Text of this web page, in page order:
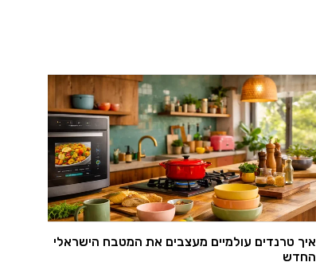
איך טרנדים עולמיים מעצבים את המטבח הישראלי
החדש